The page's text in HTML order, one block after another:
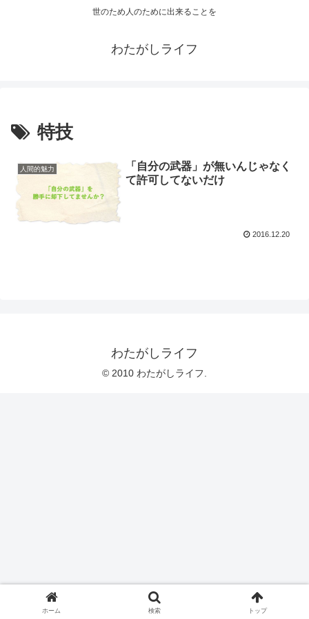
世のため人のために出来ることを
わたがしライフ
特技
人間的魅力
「自分の武器」が無いんじゃなく
て許可してないだけ
2016.12.20
わたがしライフ
© 2010 わたがしライフ.
ホーム 検索 トップ